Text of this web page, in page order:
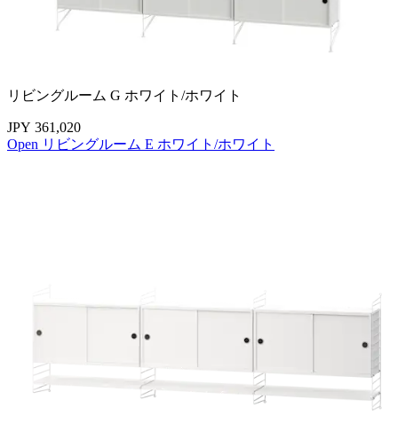
リビングルーム G ホワイト/ホワイト
JPY 361,020
Open リビングルーム E ホワイト/ホワイト